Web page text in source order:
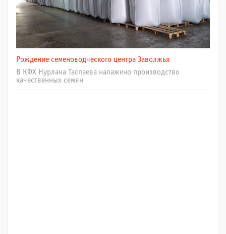
Рождение семеноводческого центра Заволжья
В КФХ Нурлана Таспаева налажено производство
качественных семян